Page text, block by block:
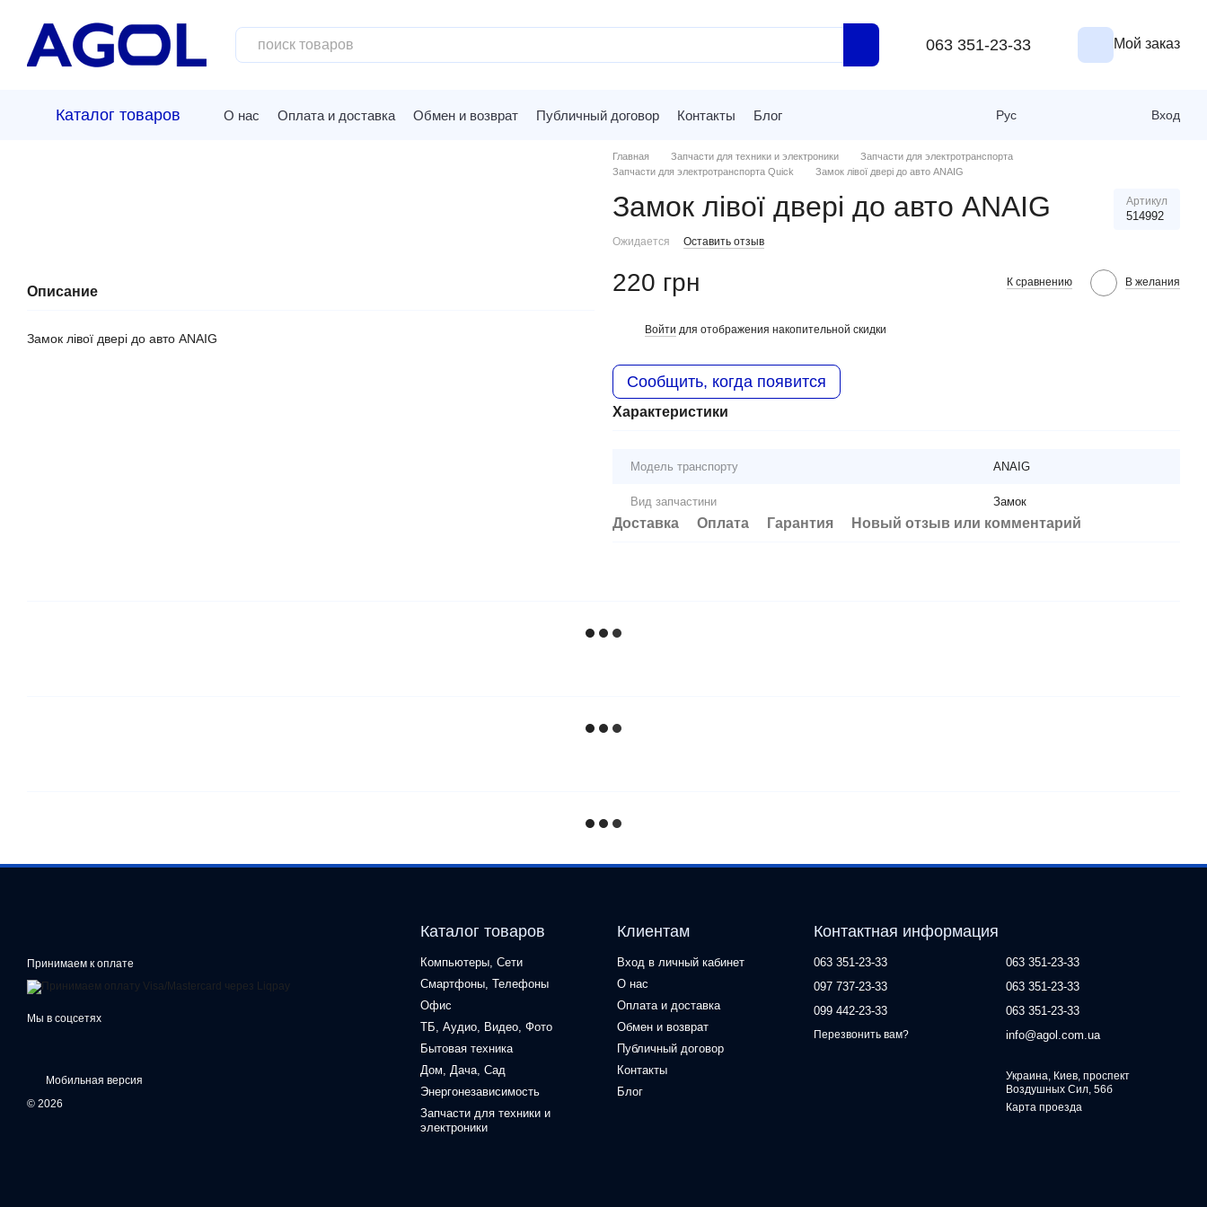
063 351-23-33 Мой заказ
Каталог товаров О нас Оплата и доставка Обмен и возврат Публичный договор Контакты Блог Рус Вход
Описание
Замок лівої двері до авто ANAIG
Главная Запчасти для техники и электроники
Запчасти для электротранспорта
Запчасти для электротранспорта Quick
Замок лівої двері до авто ANAIG
Замок лівої двері до авто ANAIG Артикул
514992
Ожидается Оставить отзыв
220 грн К сравнению В желания
Войти для отображения накопительной скидки
Сообщить, когда появится
Характеристики
Модель транспорту ANAIG
Вид запчастини Замок
Доставка Оплата Гарантия Новый отзыв или комментарий
Принимаем к оплате
Мы в соцсетях
Мобильная версия
© 2026
Каталог товаров
Компьютеры, Сети
Смартфоны, Телефоны
Офис
ТБ, Аудио, Видео, Фото
Бытовая техника
Дом, Дача, Сад
Энергонезависимость
Запчасти для техники и
электроники
Клиентам
Вход в личный кабинет
О нас
Оплата и доставка
Обмен и возврат
Публичный договор
Контакты
Блог
Контактная информация
063 351-23-33
097 737-23-33
099 442-23-33
Перезвонить вам?
063 351-23-33
063 351-23-33
063 351-23-33
info@agol.com.ua
Украина, Киев, проспект
Воздушных Сил, 56б
Карта проезда